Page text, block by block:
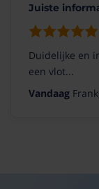
Juiste
Duidelijke en
een vlot...
Vandaag